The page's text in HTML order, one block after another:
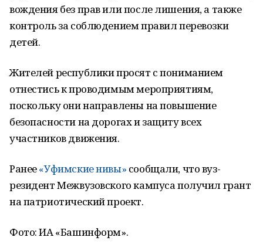
вождения без прав или после лишения, а также
контроль за соблюдением правил перевозки
детей.
Жителей республики просят с пониманием
отнестись к проводимым мероприятиям,
поскольку они направлены на повышение
безопасности на дорогах и защиту всех
участников движения.
Ранее«Уфимские нивы» сообщали, что вуз-
резидент Межвузовского кампуса получил грант
на патриотический проект.
Фото: ИА «Башинформ».